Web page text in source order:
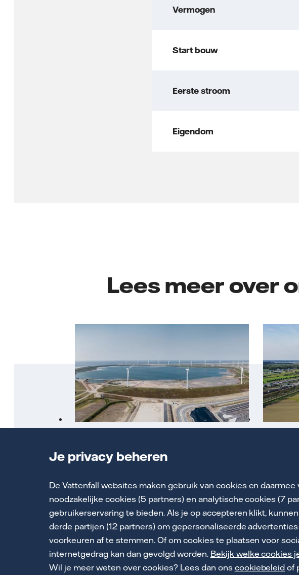
Je privacy beheren
De Vattenfall websites maken gebruik van cookies en
noodzakelijke cookies (5 partners) en analytische cookies (7
gebruikerservaring te bieden. Als je op accepteren klikt,
derde partijen (12 partners) om gepersonaliseerde
voorkeuren af te stemmen. Of om cookies te plaatsen voor
internetgedrag kan dan gevolgd worden. Bekijk welke cookies
Wil je meer weten over cookies? Lees dan ons cookiebeleid of
Vermogen
Start bouw
Eerste stroom
Eigendom
Lees meer over
Cookie Statement